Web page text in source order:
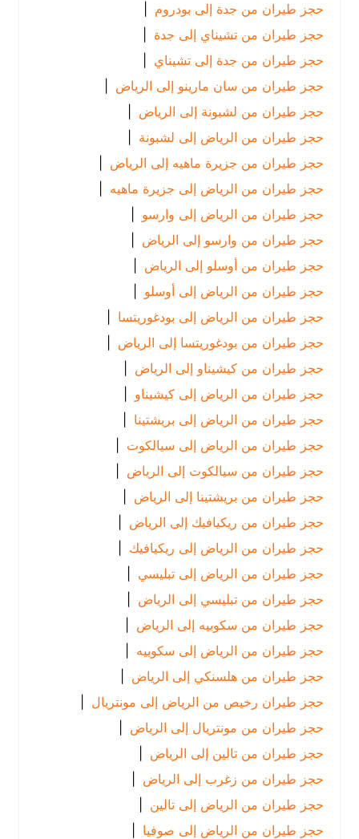
حجز طيران من جدة إلى بودروم |
حجز طيران من تشيناي إلى جدة
حجز طيران من جدة إلى تشيناي |
حجز طيران من سان مارينو إلى الرياض
|
حجز طيران من لشبونة إلى الرياض
|
حجز طيران من الرياض إلى لشبونة |
حجز طيران من جزيرة ماهيه إلى الرياض
|
حجز طيران من الرياض إلى جزيرة ماهيه |
حجز طيران من الرياض إلى وارسو
|
حجز طيران من وارسو إلى الرياض
|
حجز طيران من أوسلو إلى الرياض
|
حجز طيران من الرياض إلى أوسلو
|
حجز طيران من الرياض إلى بودغوريتسا
|
حجز طيران من بودغوريتسا إلى الرياض
|
حجز طيران من كيشيناو إلى الرياض
|
حجز طيران من الرياض إلى كيشيناو |
حجز طيران من الرياض إلى بريشتينا |
حجز طيران من الرياض إلى سيالكوت |
حجز طيران من سيالكوت إلى الرياض
|
حجز طيران من بريشتينا إلى الرياض
|
حجز طيران من ريكيافيك إلى الرياض
|
حجز طيران من الرياض إلى ريكيافيك |
حجز طيران من الرياض إلى تبليسي |
حجز طيران من تبليسي إلى الرياض
|
حجز طيران من سكوبيه إلى الرياض
|
حجز طيران من الرياض إلى سكوبيه |
حجز طيران من هلسنكي إلى الرياض
|
حجز طيران رخيص من الرياض إلى مونتريال |
حجز طيران من مونتريال إلى الرياض
|
حجز طيران من تالين إلى الرياض
|
حجز طيران من زغرب إلى الرياض
|
حجز طيران من الرياض إلى تالين
|
حجز طيران من الرياض إلى صوفيا
|